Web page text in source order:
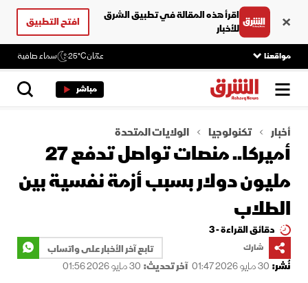
اقرأ هذه المقالة في تطبيق الشرق
للأخبار
افتح التطبيق
مواقعنا عمّان25°C سماء صافية
مباشر
أخبار تكنولوجيا الولايات المتحدة
أميركا.. منصات تواصل تدفع 27
مليون دولار بسبب أزمة نفسية بين
الطلاب
دقائق القراءة - 3
شارك
تابع آخر الأخبار على واتساب
نُشر: 30 مايو 2026 01:47 آخر تحديث: 30 مايو 2026 01:56